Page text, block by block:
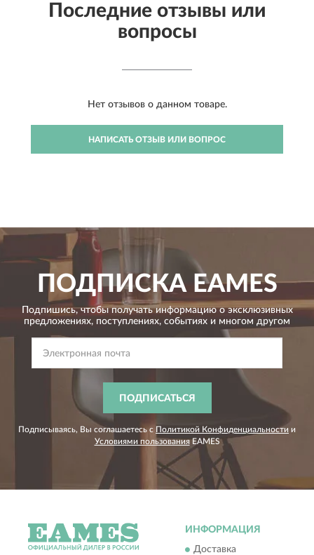
Последние отзывы или
вопросы
Нет отзывов о данном товаре.
НАПИСАТЬ ОТЗЫВ ИЛИ ВОПРОС
ПОДПИСКАEAMES
Подпишись, чтобы получать информацию о эксклюзивных
предложениях, поступлениях, событиях и многом другом
ПОДПИСАТЬСЯ
Подписываясь, Вы соглашаетесь с Политикой Конфиденциальности и
Условиями пользованияEAMES
ИНФОРМАЦИЯ
Доставка